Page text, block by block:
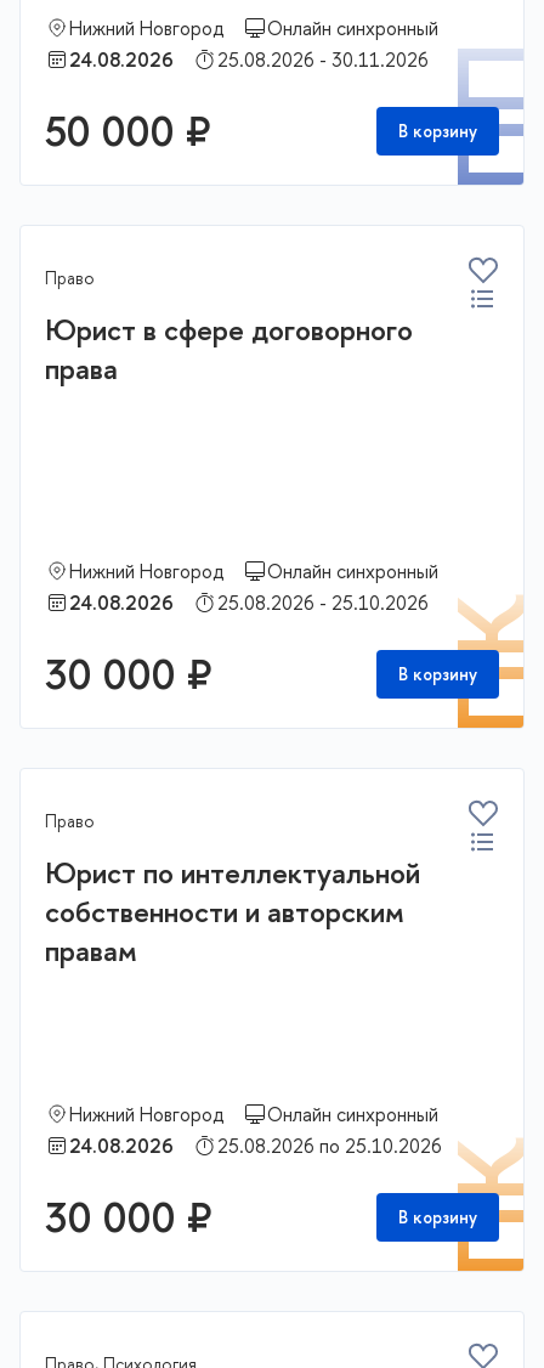
Нижний Новгород
Онлайн синхронный
24.08.2026
25.08.2026 - 30.11.2026
50 000 ₽ В корзину
Право
Юрист в сфере договорного
права
Нижний Новгород
Онлайн синхронный
24.08.2026
25.08.2026 - 25.10.2026
30 000 ₽ В корзину
Право
Юрист по интеллектуальной
собственности и авторским
правам
Нижний Новгород
Онлайн синхронный
24.08.2026
25.08.2026 по 25.10.2026
30 000 ₽ В корзину